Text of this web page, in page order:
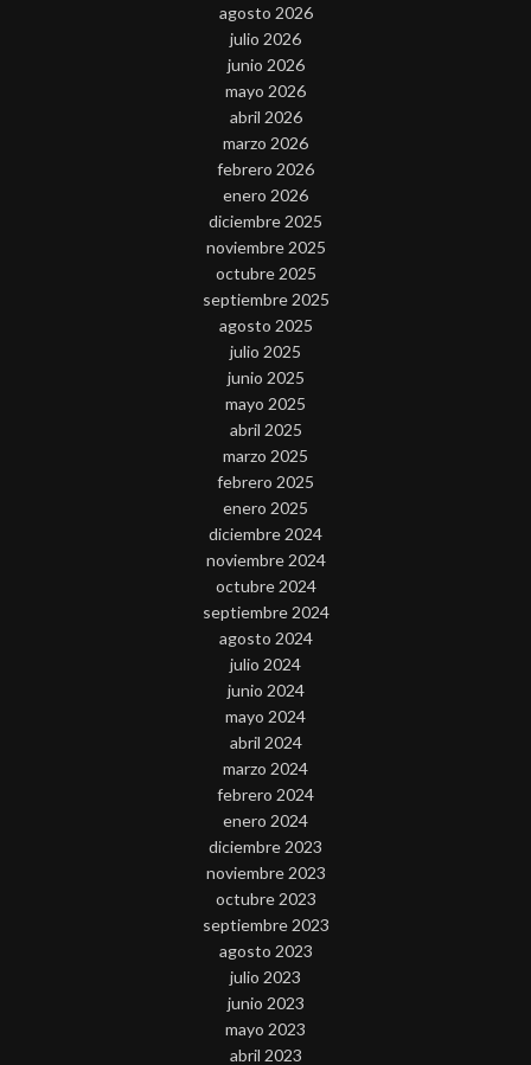
agosto 2026
julio 2026
junio 2026
mayo 2026
abril 2026
marzo 2026
febrero 2026
enero 2026
diciembre 2025
noviembre 2025
octubre 2025
septiembre 2025
agosto 2025
julio 2025
junio 2025
mayo 2025
abril 2025
marzo 2025
febrero 2025
enero 2025
diciembre 2024
noviembre 2024
octubre 2024
septiembre 2024
agosto 2024
julio 2024
junio 2024
mayo 2024
abril 2024
marzo 2024
febrero 2024
enero 2024
diciembre 2023
noviembre 2023
octubre 2023
septiembre 2023
agosto 2023
julio 2023
junio 2023
mayo 2023
abril 2023